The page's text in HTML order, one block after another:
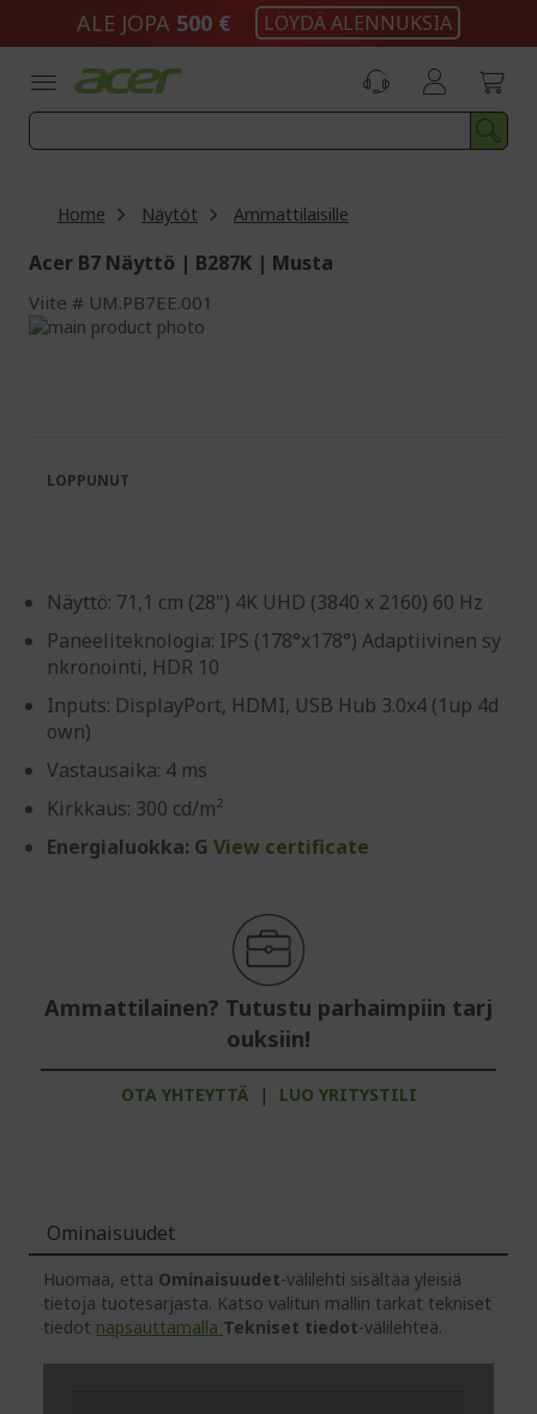
ALE JOPA 500 € LÖYDÄ ALENNUKSIA
Home Näytöt Ammattilaisille
Acer B7 Näyttö | B287K | Musta
Viite UM.PB7EE.001
Skip
images
gallery
the
images
Näyttö: 71,1 cm (28") 4K UHD (3840 x 2160) 60 Hz
Paneeliteknologia: IPS (178°x178°) Adaptiivinen sy
nkronointi, HDR 10
Inputs: DisplayPort, HDMI, USB Hub 3.0x4 (1up 4d
own)
Vastausaika: 4 ms
Kirkkaus: 300 cd/m²
Energialuokka: G View certificate
Ammattilainen? Tutustu parhaimpiin tarj
ouksiin!
OTA YHTEYTTÄ | LUO YRITYSTILI
LOPPUNUT
Ominaisuudet
Huomaa, että Ominaisuudet-välilehti sisältää yleisiä
tietoja tuotesarjasta. Katso valitun mallin tarkat tekniset
tiedot napsauttamalla Tekniset tiedot-välilehteä.